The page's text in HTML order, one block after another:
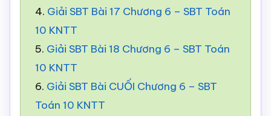
4. Giải SBT Bài 17 Chương 6 – SBT Toán
10 KNTT
5. Giải SBT Bài 18 Chương 6 – SBT Toán
10 KNTT
6. Giải SBT Bài CUỐI Chương 6 – SBT
Toán 10 KNTT